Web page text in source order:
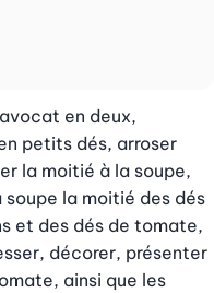
en deux,
petits dés, arroser
la moitié à la soupe,
la moitié des dés
et des dés de tomate,
décorer, présenter
ainsi que les